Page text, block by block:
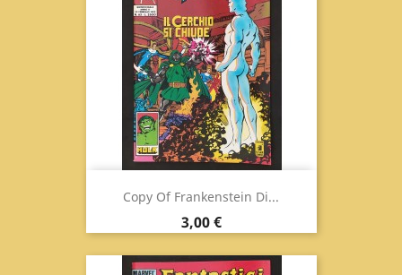
Copy Of Frankenstein Di...
Prix
3,00 €